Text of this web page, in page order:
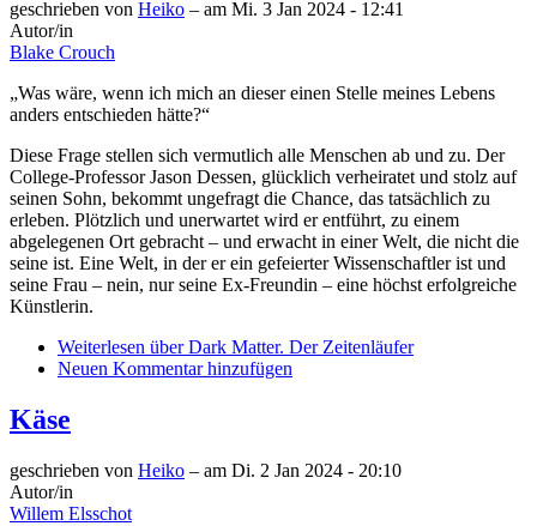
geschrieben von Heiko – am Mi. 3 Jan 2024 - 12:41
Autor/in
Blake Crouch
„Was wäre, wenn ich mich an dieser einen Stelle meines Lebens
anders entschieden hätte?“
Diese Frage stellen sich vermutlich alle Menschen ab und zu. Der
College-Professor Jason Dessen, glücklich verheiratet und stolz auf
seinen Sohn, bekommt ungefragt die Chance, das tatsächlich zu
erleben. Plötzlich und unerwartet wird er entführt, zu einem
abgelegenen Ort gebracht – und erwacht in einer Welt, die nicht die
seine ist. Eine Welt, in der er ein gefeierter Wissenschaftler ist und
seine Frau – nein, nur seine Ex-Freundin – eine höchst erfolgreiche
Künstlerin.
Weiterlesen über Dark Matter. Der Zeitenläufer
Neuen Kommentar hinzufügen
Käse
geschrieben von Heiko – am Di. 2 Jan 2024 - 20:10
Autor/in
Willem Elsschot